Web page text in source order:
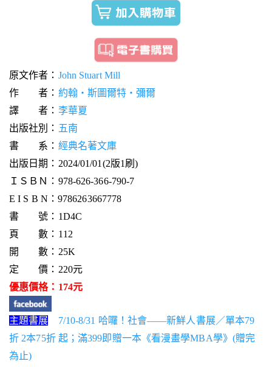
原文作者： John Stuart Mill
作 者： 約翰‧斯圖爾特‧彌爾
譯 者： 李華夏
出版社別： 五南
書 系： 經典名著文庫
出版日期：2024/01/01(2版1刷)
ＩＳＢＮ：978-626-366-790-7
E I S B N：9786263667778
書 號：1D4C
頁 數：112
開 數：25K
定 價：220元
優惠價格：174元
主題書展
7/10-8/31 哈囉！社會——新鮮人書展／單本79
折 2本75折 起；滿399即贈一本《看漫畫學MBA學》(贈完
為止)